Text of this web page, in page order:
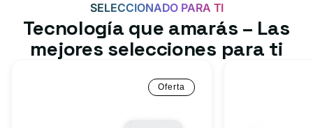
SELECCIONADO PARA TI
Tecnología que amarás – Las
mejores selecciones para ti
Oferta